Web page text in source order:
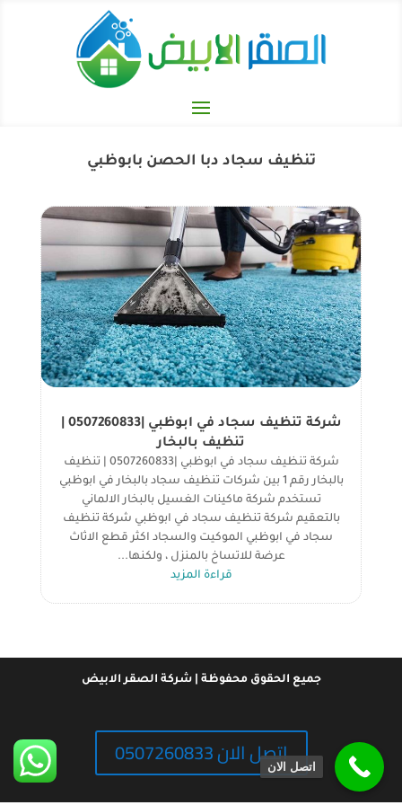
تنظيف سجاد دبا الحصن بابوظبي
تنظيف بالبخار
شركة تنظيف سجاد في ابوظبي |0507260833 | تنظيف
بالبخار رقم 1 بين شركات تنظيف سجاد بالبخار في ابوظبي
تستخدم شركة ماكينات الغسيل بالبخار الالماني
بالتعقيم شركة تنظيف سجاد في ابوظبي شركة تنظيف
سجاد في ابوظبي الموكيت والسجاد اكثر قطع الاثاث
عرضة للاتساخ بالمنزل ، ولكنها...
قراءة المزيد
جميع الحقوق محفوظة | شركة الصقر الابيض
اتصل الان 0507260833اتصل الان